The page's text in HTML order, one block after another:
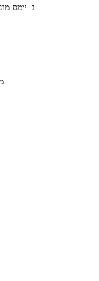
ג 'יימס